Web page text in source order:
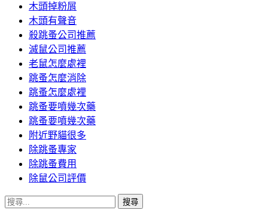
木頭掉粉屑
木頭有聲音
殺跳蚤公司推薦
滅鼠公司推薦
老鼠怎麼處裡
跳蚤怎麼消除
跳蚤怎麼處裡
跳蚤要噴幾次藥
跳蚤要噴幾次藥
附近野貓很多
除跳蚤專家
除跳蚤費用
除鼠公司評價
搜